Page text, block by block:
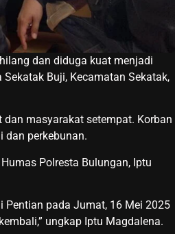
dan diduga kuat menjadi
Buji, Kecamatan Sekatak,
masyarakat setempat. Korban
dan perkebunan.
Polresta Bulungan, Iptu
Pentian pada Jumat, 16 Mei 2025
ungkap Iptu Magdalena.